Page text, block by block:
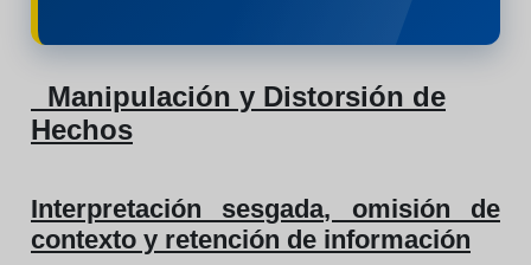
Manipulación y Distorsión de
Hechos
Interpretación sesgada, omisión de
contexto y retención de información